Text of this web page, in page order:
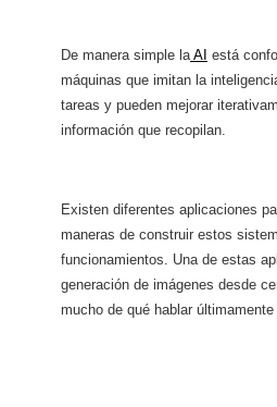
De manera simple laAI está
máquinas que imitan la
tareas y pueden mejorar
información que recopilan.
Existen diferentes aplicaciones
maneras de construir estos
funcionamientos. Una de estas
generación de imágenes desde
mucho de qué hablar